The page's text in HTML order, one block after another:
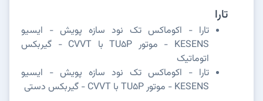
تارا
تارا - اکوماکس تک نود سازه پویش - ایسیو
KESENS - موتور TU5P با CVVT - گیربکس
اتوماتیک
تارا - اکوماکس تک نود سازه پویش - ایسیو
KESENS - موتور TU5P با CVVT - گیربکس دستی